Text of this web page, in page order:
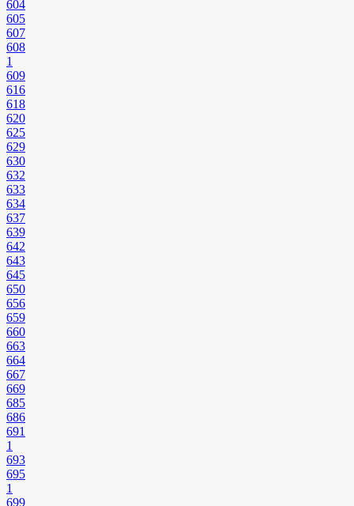
604
605
607
608
1
609
616
618
620
625
629
630
632
633
634
637
639
642
643
645
650
656
659
660
663
664
667
669
685
686
691
1
693
695
1
699